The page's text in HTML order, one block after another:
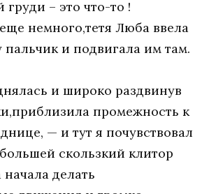
груди – это что-то !
немного,тетя Люба ввела
и подвигала им там.
и широко раздвинув
промежность к
— и тут я почувствовал
скользкий клитор
делать